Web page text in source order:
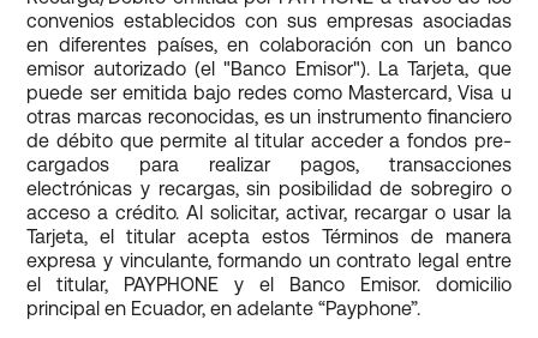
convenios establecidos con sus empresas asociadas
en diferentes países, en colaboración con un banco
emisor autorizado (el "Banco Emisor"). La Tarjeta, que
puede ser emitida bajo redes como Mastercard, Visa u
otras marcas reconocidas, es un instrumento financiero
de débito que permite al titular acceder a fondos pre-
cargados para realizar pagos, transacciones
electrónicas y recargas, sin posibilidad de sobregiro o
acceso a crédito. Al solicitar, activar, recargar o usar la
Tarjeta, el titular acepta estos Términos de manera
expresa y vinculante, formando un contrato legal entre
el titular, PAYPHONE y el Banco Emisor. domicilio
principal en Ecuador, en adelante “Payphone”.